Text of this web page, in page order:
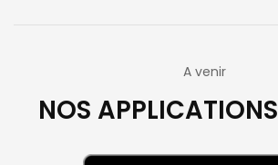
A venir
NOS APPLICATIONS